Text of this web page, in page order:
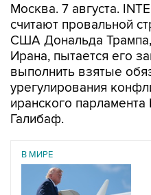
Москва. 7 августа.
считают провальной
США Дональда
Ирана, пытается его
выполнить взятые
урегулирования
иранского
Галибаф.
В МИРЕ